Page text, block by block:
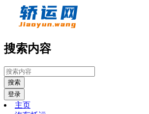
搜索内容
搜索
登录
主页